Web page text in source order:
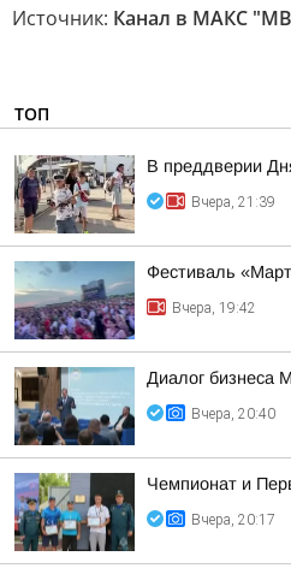
Источник: Канал в МАКС
ТОП
В преддверии
Вчера, 21:39
Фестиваль
Вчера, 19:42
Диалог бизнеса
Вчера, 20:40
Чемпионат и
Вчера, 20:17